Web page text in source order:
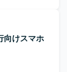
ただきま
いただける
規模プロジ
向けスマホ